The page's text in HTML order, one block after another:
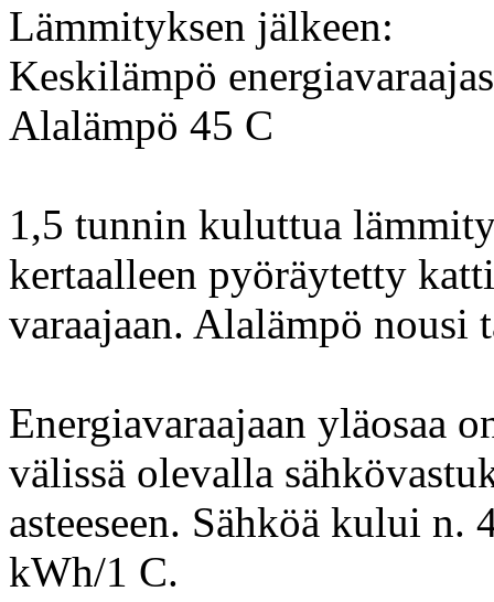
Lämmityksen jälkeen:
Keskilämpö
Alalämpö 45 C
1,5 tunnin kuluttua
kertaalleen pyöräytetty
varaajaan. Alalämpö nousi
Energiavaraajaan yläosaa
välissä olevalla
asteeseen. Sähköä kului
kWh/1 C.